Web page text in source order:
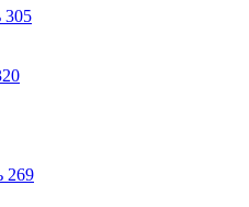
305
269